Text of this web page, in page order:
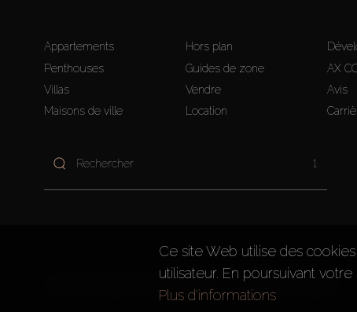
Appartements
Penthouses
Villas
Maisons de ville
Hors plan
Guides de zone
Vendre
Location
AX
Avis
1
Conditions d'utilisation
Ce site Web utilise des
utilisateur. En poursuivant
Plus d'informations